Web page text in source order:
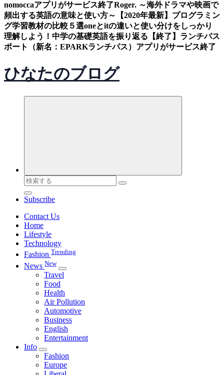
nomoccaアプリがサービス終了Roger. ～海外ドラマや映画で
頻出する英語の意味と使い方～
【2020年最新】プログラミン
グ学習教材の比較５選oneとitの違いと使い分けをしっかり
理解しよう！中学の基礎英語を振り返る 【終了】ランチパス
ポート（新名：EPARKランチパス）アプリがサービス終了
ひなたのブログ
検
索
対
Subscribe
Contact Us
Home
Lifestyle
Technology
Fashion Trending
News New
Travel
Food
Health
Air Pollution
Automotive
Business
English
Entertainment
Info
Fashion
Europe